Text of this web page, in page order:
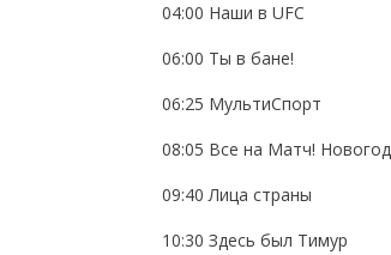
04:00 Наши в UFC
06:00 Ты в бане!
06:25 МультиСпорт
08:05 Все на Матч!
09:40 Лица страны
10:30 Здесь был Тимур